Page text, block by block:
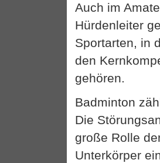
Auch im
Hürdenleiter
Sportarten, in
den
gehören.
Badminton
Die
große Rolle
Unterkörper